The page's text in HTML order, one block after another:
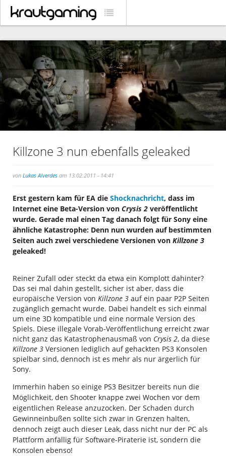
Killzone 3 nun ebenfalls geleaked
von Lukas Alverdes am 13.02.2011 - 14:41
Erst gestern kam für EA die Shocknachricht, dass im
Internet eine Beta-Version von Crysis 2 veröffentlicht
wurde. Gerade mal einen Tag danach folgt für Sony eine
ähnliche Katastrophe: Denn nun wurden auf bestimmten
Seiten auch zwei verschiedene Versionen von Killzone 3
geleaked!
Reiner Zufall oder steckt da etwa ein Komplott dahinter?
Das sei mal dahin gestellt, sicher ist aber, dass die
europäische Version von Killzone 3 auf ein paar P2P Seiten
zugänglich gemacht wurde. Dabei handelt es sich einmal
um eine 3D kompatible und eine normale Version des
Spiels. Diese illegale Vorab-Veröffentlichung erreicht zwar
nicht ganz das Katastrophenausmaß von Crysis 2, da diese
Killzone 3 Versionen lediglich auf gehackten PS3 Konsolen
spielbar sind, dennoch ist es mehr als nur ärgerlich für
Sony.
Immerhin haben so einige PS3 Besitzer bereits nun die
Möglichkeit, den Shooter knappe zwei Wochen vor dem
eigentlichen Release anzuzocken. Der Schaden durch
Gewinneinbußen sollte sich zwar in Grenzen halten,
dennoch zeigt auch dieser Leak, dass nicht nur der PC als
Plattform anfällig für Software-Piraterie ist, sondern die
Konsolen ebenso!